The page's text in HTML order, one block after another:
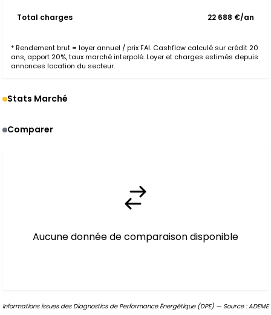
Total charges 22 688 €/an
* Rendement brut = loyer annuel / prix FAI. Cashflow calculé sur crédit 20
ans, apport 20%, taux marché interpolé. Loyer et charges estimés depuis
annonces location du secteur.
Stats Marché
Comparer
Aucune donnée de comparaison disponible
Informations issues des Diagnostics de Performance Énergétique (DPE) — Source : ADEME